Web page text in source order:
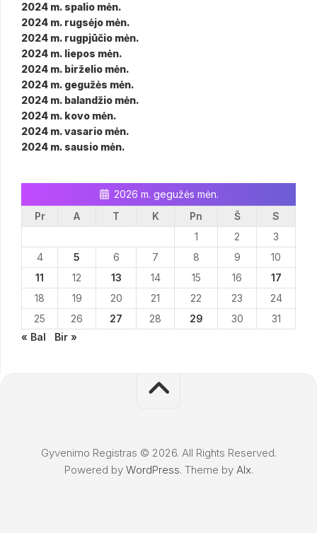
2024 m. spalio mėn.
2024 m. rugsėjo mėn.
2024 m. rugpjūčio mėn.
2024 m. liepos mėn.
2024 m. birželio mėn.
2024 m. gegužės mėn.
2024 m. balandžio mėn.
2024 m. kovo mėn.
2024 m. vasario mėn.
2024 m. sausio mėn.
2026 m. gegužės mėn.
Pr
A T K Pn Š
S
1
2
3
4
5 6 7 8 9
10
11
12 13 14 15 16
17
18
19 20 21 22 23
24
25
26 27 28 29 30
31
« Bal
Bir »
Gyvenimo Registras © 2026. All Rights Reserved.
Powered by WordPress. Theme by Alx.